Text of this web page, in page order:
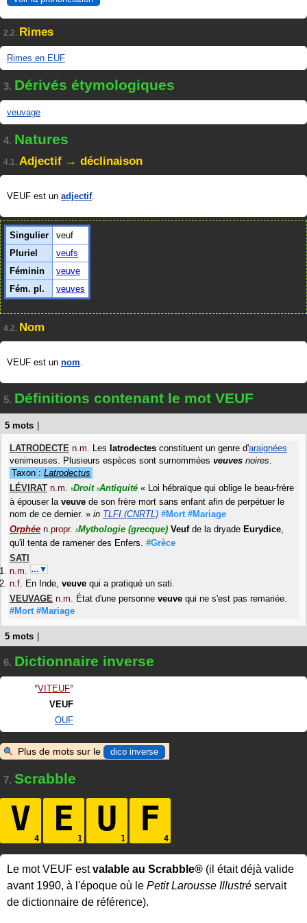
2.2. Rimes
Rimes en EUF
3. Dérivés étymologiques
veuvage
4. Natures
4.1. Adjectif → déclinaison
VEUF est un adjectif.
Singulier
veuf
Pluriel
veufs
Féminin
veuve
Fém. pl.
veuves
4.2. Nom
VEUF est un nom.
5. Définitions contenant le mot VEUF
5 mots
LATRODECTE n.m. Les latrodectes constituent un genre d'araignées
venimeuses. Plusieurs espèces sont surnommées veuves noires.
Taxon : Latrodectus
LÉVIRAT n.m. #Droit #Antiquité « Loi hébraïque qui oblige le beau-frère
à épouser la veuve de son frère mort sans enfant afin de perpétuer le
nom de ce dernier. » in TLFI (CNRTL) #Mort #Mariage
Orphée n.propr. #Mythologie (grecque) Veufde la dryade Eurydice,
qu'il tenta de ramener des Enfers. #Grèce
SATI
n.m. …▼
n.f. En Inde, veuve qui a pratiqué un sati.
VEUVAGE n.m. État d'une personne veuve qui ne s'est pas remariée.
#Mort #Mariage
5 mots
6. Dictionnaire inverse
VITEUF
VEUF
OUF
Plus de mots sur le dico inverse
7. Scrabble
V E U F
Le mot VEUF estvalable au Scrabble® (il était déjà valide
avant 1990, à l'époque où le Petit Larousse Illustré servait
de dictionnaire de référence).